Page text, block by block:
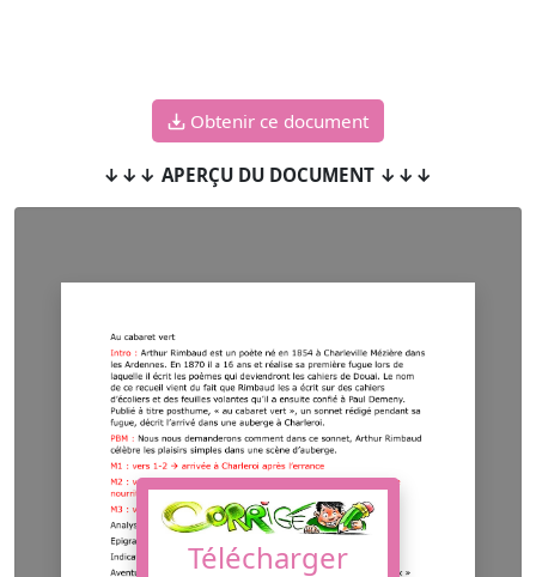
Obtenir ce document
↓↓↓ APERÇU DU DOCUMENT ↓↓↓
Télécharger